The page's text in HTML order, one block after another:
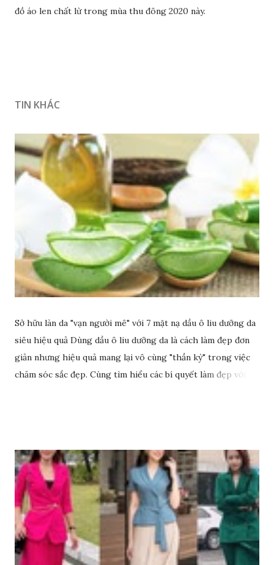
đồ áo len chất lừ trong mùa thu đông 2020 này.
TIN KHÁC
Sở hữu làn da "vạn người mê" với 7 mặt nạ dầu ô liu dưỡng da
siêu hiệu quả Dùng dầu ô liu dưỡng da là cách làm đẹp đơn
giản nhưng hiệu quả mang lại vô cùng "thần kỳ" trong việc
chăm sóc sắc đẹp. Cùng tìm hiểu các bí quyết làm đẹp với